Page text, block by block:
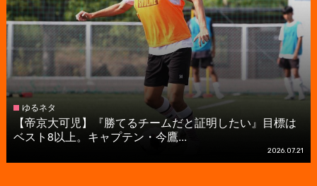
ゆるネタ
【帝京大可児】『勝てるチームだと証明したい』目標は
ベスト8以上。キャプテン・今鷹...
2026.07.21